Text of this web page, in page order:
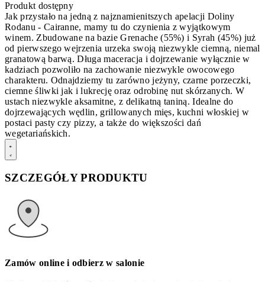
Produkt dostępny
Jak przystało na jedną z najznamienitszych apelacji Doliny
Rodanu - Cairanne, mamy tu do czynienia z wyjątkowym
winem. Zbudowane na bazie Grenache (55%) i Syrah (45%) już
od pierwszego wejrzenia urzeka swoją niezwykle ciemną, niemal
granatową barwą. Długa maceracja i dojrzewanie wyłącznie w
kadziach pozwoliło na zachowanie niezwykle owocowego
charakteru. Odnajdziemy tu zarówno jeżyny, czarne porzeczki,
ciemne śliwki jak i lukrecję oraz odrobinę nut skórzanych. W
ustach niezwykle aksamitne, z delikatną taniną. Idealne do
dojrzewających wędlin, grillowanych mięs, kuchni włoskiej w
postaci pasty czy pizzy, a także do większości dań
wegetariańskich.
SZCZEGÓŁY PRODUKTU
Zamów online i odbierz w salonie